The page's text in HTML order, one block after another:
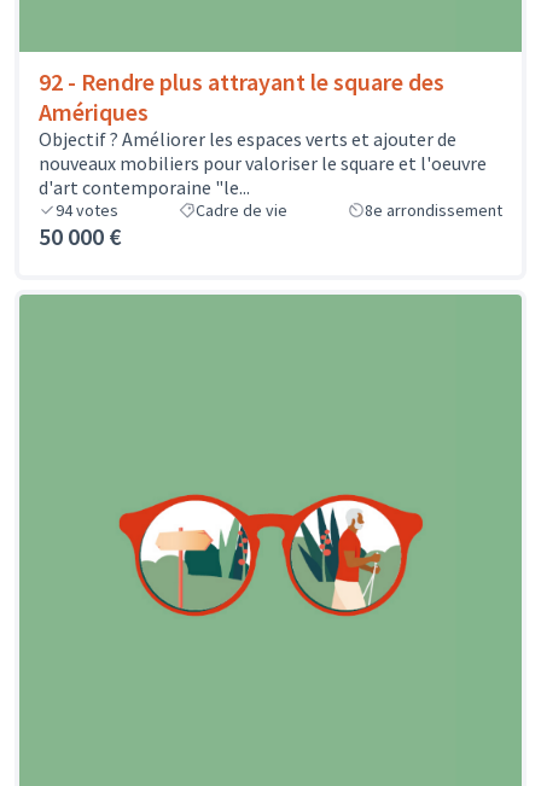
92 - Rendre plus attrayant le square des
Amériques
Objectif ? Améliorer les espaces verts et ajouter de
nouveaux mobiliers pour valoriser le square et l'oeuvre
d'art contemporaine "le...
94votes Cadre de vie 8e arrondissement
50 000 €